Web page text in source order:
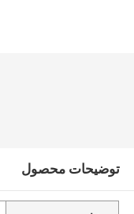
توضیحات محصول